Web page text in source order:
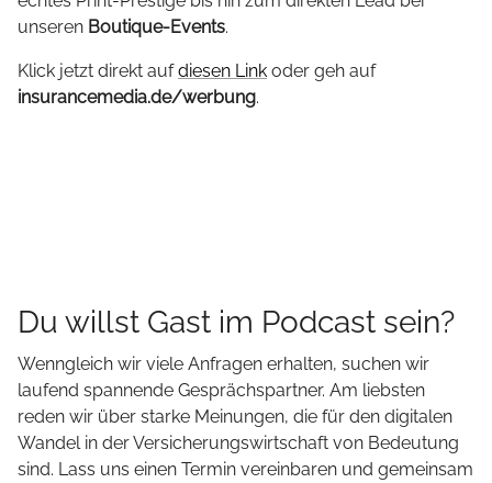
unseren Boutique-Events.
Klick jetzt direkt aufdiesen Link oder geh auf
insurancemedia.de/werbung.
Du willst Gast im Podcast sein?
Wenngleich wir viele Anfragen erhalten, suchen wir
laufend spannende Gesprächspartner. Am liebsten
reden wir über starke Meinungen, die für den digitalen
Wandel in der Versicherungswirtschaft von Bedeutung
sind. Lass uns einen Termin vereinbaren und gemeinsam